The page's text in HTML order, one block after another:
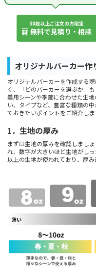
30枚以上ご注文の方限定
無料で見積り・相談
オリジナルパーカー作
オリジナルパーカーを作成する
く、「どのパーカーを選ぶか」も
着用シーンや季節に合わせた生
い、タイプなど、豊富な種類の
ておきたいポイントをご紹介しま
1．生地の厚み
まずは生地の厚みを確認しまし
れ、数字が大きいほど生地がし
以上の生地が使われており、厚み